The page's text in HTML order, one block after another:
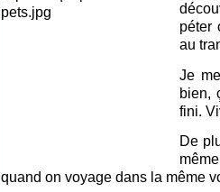
péter
au
Je
bien,
fini.
De
quand on voyage dans la même